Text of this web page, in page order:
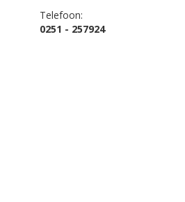
Telefoon:
0251 - 257924